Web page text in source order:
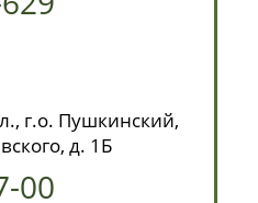
г.о. Пушкинский,
д. 1Б
00